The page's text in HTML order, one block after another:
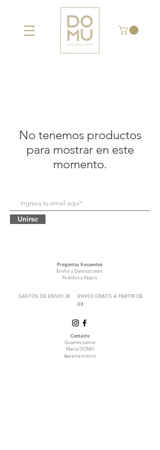
No tenemos productos
para mostrar en este
momento.
Unirse
Preguntas frecuentes
Envíos y Devoluciones
Pedidos y Pagos
GASTOS DE ENVIO 3€ · ENVIO GRATIS A PARTIR DE
30€
Contacto
Quienes somos
Marca DOMU
Asesoramiento